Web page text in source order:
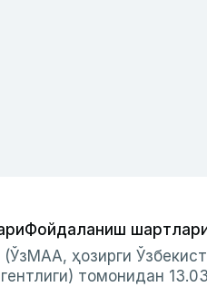
Фойдаланиш
ҳозирги
томонидан